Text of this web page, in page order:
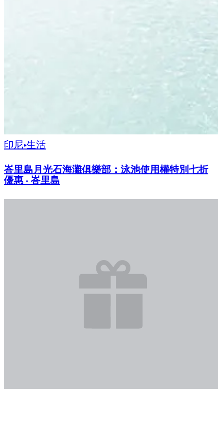
印尼•生活
峇里島月光石海灘俱樂部：泳池使用權特別七折
優惠 - 峇里島